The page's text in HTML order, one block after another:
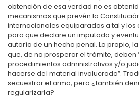
obtención de esa verdad no es
mecanismos que prevén la
internacionales equiparados a tal y
para que declare un imputado y
autoría de un hecho penal. Lo propio,
que, de no prosperar el trámite, deben
procedimientos administrativos y/o
hacerse del material involucrado”.
secuestrar el arma, pero ¿también
regularizarla?